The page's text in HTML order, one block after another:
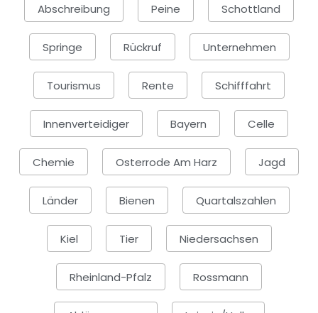
Abschreibung Peine Schottland
Springe Rückruf Unternehmen
Tourismus Rente Schifffahrt
Innenverteidiger Bayern Celle
Chemie Osterrode Am Harz Jagd
Länder Bienen Quartalszahlen
Kiel Tier Niedersachsen
Rheinland-Pfalz Rossmann